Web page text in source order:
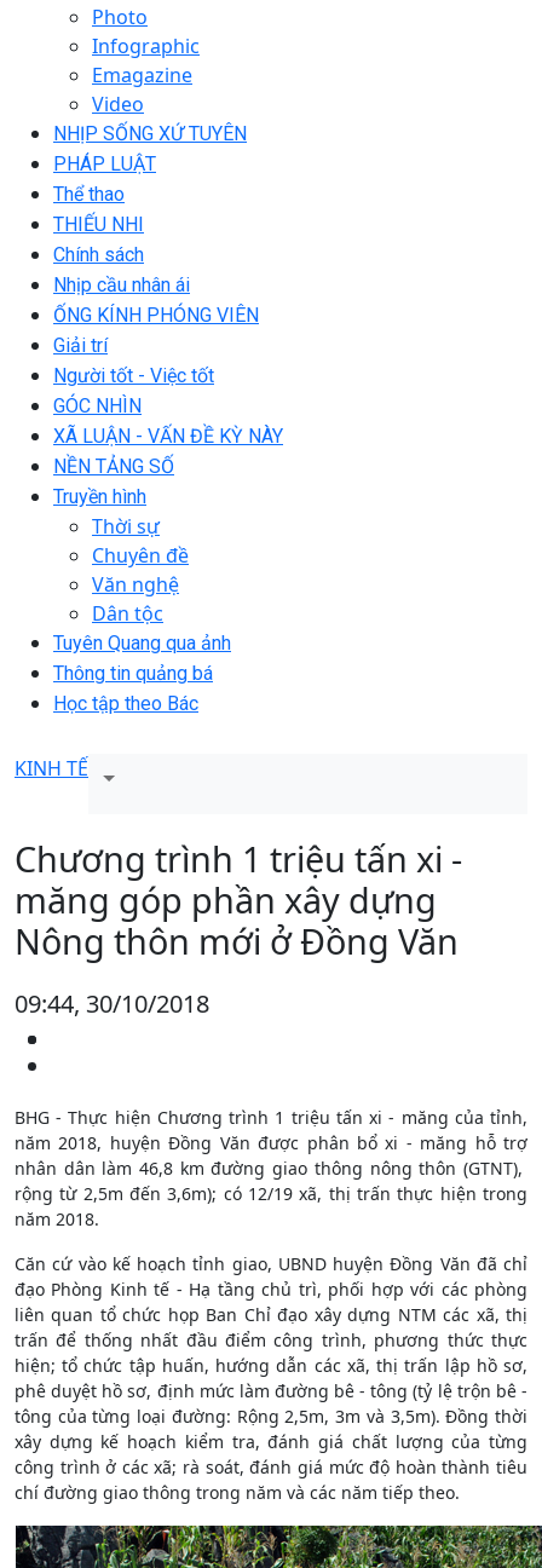
Photo
Infographic
Emagazine
Video
NHỊP SỐNG XỨ TUYÊN
PHÁP LUẬT
Thể thao
THIẾU NHI
Chính sách
Nhịp cầu nhân ái
ỐNG KÍNH PHÓNG VIÊN
Giải trí
Người tốt - Việc tốt
GÓC NHÌN
XÃ LUẬN - VẤN ĐỀ KỲ NÀY
NỀN TẢNG SỐ
Truyền hình
Thời sự
Chuyên đề
Văn nghệ
Dân tộc
Tuyên Quang qua ảnh
Thông tin quảng bá
Học tập theo Bác
KINH TẾ
Chương trình 1 triệu tấn xi -
măng góp phần xây dựng
Nông thôn mới ở Đồng Văn
09:44, 30/10/2018
BHG - Thực hiện Chương trình 1 triệu tấn xi - măng của tỉnh,
năm 2018, huyện Đồng Văn được phân bổ xi - măng hỗ trợ
nhân dân làm 46,8 km đường giao thông nông thôn (GTNT),
rộng từ 2,5m đến 3,6m); có 12/19 xã, thị trấn thực hiện trong
năm 2018.
Căn cứ vào kế hoạch tỉnh giao, UBND huyện Đồng Văn đã chỉ
đạo Phòng Kinh tế - Hạ tầng chủ trì, phối hợp với các phòng
liên quan tổ chức họp Ban Chỉ đạo xây dựng NTM các xã, thị
trấn để thống nhất đầu điểm công trình, phương thức thực
hiện; tổ chức tập huấn, hướng dẫn các xã, thị trấn lập hồ sơ,
phê duyệt hồ sơ, định mức làm đường bê - tông (tỷ lệ trộn bê -
tông của từng loại đường: Rộng 2,5m, 3m và 3,5m). Đồng thời
xây dựng kế hoạch kiểm tra, đánh giá chất lượng của từng
công trình ở các xã; rà soát, đánh giá mức độ hoàn thành tiêu
chí đường giao thông trong năm và các năm tiếp theo.